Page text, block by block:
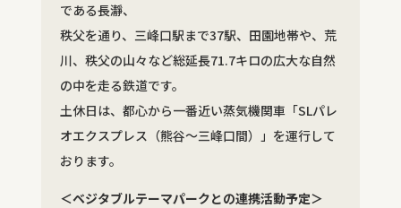
である長瀞、
秩父を通り、三峰口駅まで37駅、田園地帯や、荒
川、秩父の山々など総延長71.7キロの広大な自然
の中を走る鉄道です。
土休日は、都心から一番近い蒸気機関車「SLパレ
オエクスプレス（熊谷～三峰口間）」を運行して
おります。
＜ベジタブルテーマパークとの連携活動予定＞